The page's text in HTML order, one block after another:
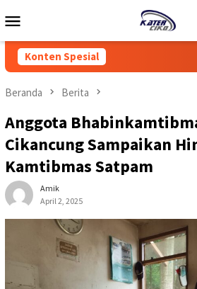
ke
Mobile
Konten Spesial
Beranda Berita
Anggota
Cikancung Sampaikan
Kamtibmas Satpam
Amik
April 2, 2025